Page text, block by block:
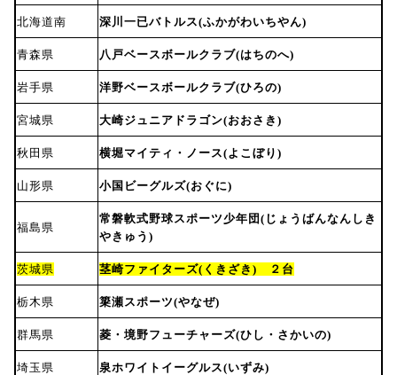
北海道南 深川一已バトルス(ふかがわいちやん)
青森県 八戸ベースボールクラブ(はちのへ)
岩手県 洋野ベースボールクラブ(ひろの)
宮城県 大崎ジュニアドラゴン(おおさき)
秋田県 横堀マイティ・ノース(よこぼり)
山形県 小国ビーグルズ(おぐに)
福島県
常磐軟式野球スポーツ少年団(じょうばんなんしき
やきゅう)
茨城県 茎崎ファイターズ(くきざき) ２台
栃木県 簗瀬スポーツ(やなぜ)
群馬県 菱・境野フューチャーズ(ひし・さかいの)
埼玉県 泉ホワイトイーグルス(いずみ)